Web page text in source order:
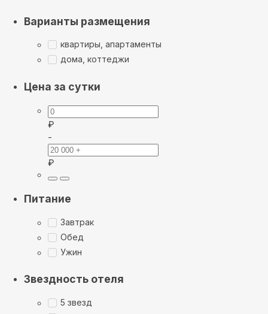
Варианты размещения
квартиры, апартаменты
дома, коттеджи
Цена за сутки
₽
-
₽
Питание
Завтрак
Обед
Ужин
Звездность отеля
5 звезд